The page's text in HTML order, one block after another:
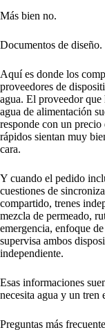
Más bien no.
Documentos de diseño.
Aquí es donde los
proveedores de
agua. El proveedor que
agua de alimentación
responde con un
rápidos sientan muy
cara.
Y cuando el pedido
cuestiones de
compartido, trenes
mezcla de permeado,
emergencia, enfoque
supervisa ambos
independiente.
Esas informaciones
necesita agua y un tren
Preguntas más